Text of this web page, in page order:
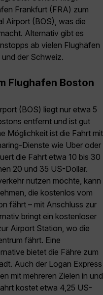
Frankfurt (FRA) zum
Airport (BOS), was die
Alternativ gibt es
ab vielen Flughäfen
der Schweiz.
Flughafen Boston
(BOS) liegt nur etwa 5
entfernt und ist gut
Möglichkeit ist die Fahrt mit
Dienste wie Uber oder
die Fahrt etwa 10 bis 30
20 und 35 US-Dollar.
nutzen möchte, kann
die kostenlos vom
fährt – mit Anschluss zur
bringt ein kostenloser
Airport Station, wo die
fährt. Eine
bietet die Fähre zum
Auch der Logan Express
mit mehreren Zielen in und
kostet etwa 4,25 US-